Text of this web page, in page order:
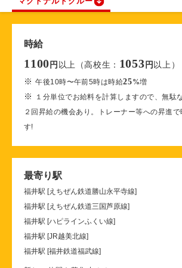
時給
1100 円 以上（高校生： 1053 円 以上）
※午後10時〜午前5時は時給25%増
※
１分単位でお給料を計算しますので、無駄
２回昇給の機会あり。トレーナー等への昇進で
す!
最寄り駅
福井駅 [えちぜん鉄道勝山永平寺線]
福井駅 [えちぜん鉄道三国芦原線]
福井駅 [ハピラインふくい線]
福井駅 [JR越美北線]
福井駅 [福井鉄道福武線]